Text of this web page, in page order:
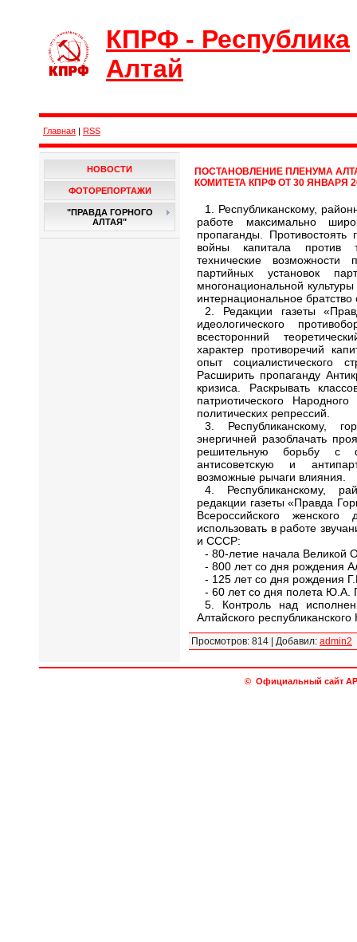
КПРФ - Республика
Алтай
Главная | RSS
НОВОСТИ
ФОТОРЕПОРТАЖИ
"ПРАВДА ГОРНОГО
АЛТАЯ"
ПОСТАНОВЛЕНИЕ ПЛЕНУМА
КОМИТЕТА КПРФ ОТ 30 ЯНВАРЯ
1. Республиканскому,
работе максимально
пропаганды.
войны капитала против
технические
партийных установок
многонациональной
интернациональное братство
2. Редакции газеты
идеологического
всесторонний
характер противоречий
опыт социалистического
Расширить пропаганду
кризиса. Раскрывать
патриотического
политических репрессий.
3. Республиканскому,
энергичней разоблачать
решительную борьбу с
антисоветскую и
возможные рычаги влияния.
4. Республиканскому,
редакции газеты «Правда
Всероссийского
использовать в работе
и СССР:
- 80-летие начала Великой
- 800 лет со дня рождения
- 125 лет со дня рождения
- 60 лет со дня полета Ю.А.
5. Контроль над
Алтайского
Просмотров: 814 Добавил: admin2
© Официальный сайт